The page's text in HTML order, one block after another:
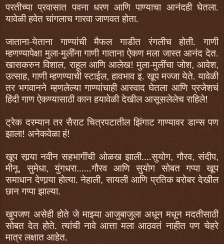
परतीच्या प्रवासात पवना धरण आणि पाण्याचा आनंदही घेतला.
यावेळी हवेत चांगलाच गारवा जाणवत होता.
जाताना-येताना गाण्यांची मैफल गाडीत रंगलीच होती. गाणी
म्हणण्यापेक्षा मुला-मुलींना गाणी गाताना ऐकण मला जास्त आनंद देत.
खासकरुन विशाल,राहूल आणि आलेख! मुला-मुलींचा जोश,आवेश,
उत्साह,गाणी म्हणण्याची स्टाईल,हावभाव इ. खूप मज्जा येते. यावेळी
तर भगवानने म्हणलेल्या गाण्यांचाही आस्वाद घेतला आणि प्रजेशचं
हिंदी गाण ऐकण्यासाठी कान हयावेळी देखील आसूसलेलेच राहिले!
ट्रेक दरम्यान तर सैराट चित्रपटातील झिंगाट गाण्यावर डान्स पण
झाला! अनेकवेळा हं!
खूप सार्‍या नवीन सहभागींची ओळख झाली....सुयोग,गौरव,संदीप,
मीनू,सुमेधा,युंगधरा......गौरव आणि सुयोग सोबत गप्पा खूप
समाधान देणार्‍या होत्या. नेहाली,सायली आणि प्रतिक बरोबर देखील
छान गप्पा झाल्या.
खुपजण असेही होते जे माझ्या आजुबाजुला अधून मधून मदतीसाठी
सोबत देत होते. त्यांची नावे आत्ता मला आठवतं नाहीत पण चेहरे
मात्र लक्षात आहेत.